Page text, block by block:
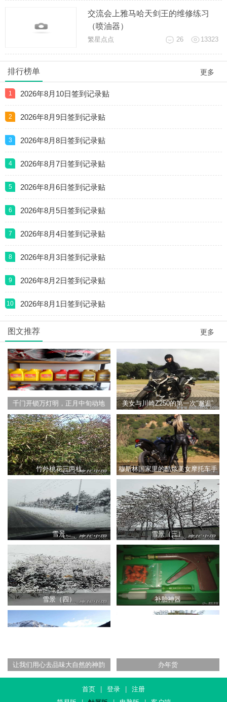
交流会上雅马哈天剑王的维修练习
（喷油器）
繁星点点 13323
26
交流会上雅马哈天剑王的维修练习
（汽油压力
繁星点点
交流会上雅马哈天剑王的维修练习(高
交流会上雅马哈天剑王的维修练习
（三合一传
繁星点点 21917
36
电喷摩托车这个小东西是喷油关键，
行思止随
排行榜单 更多
1 2026年8月10日签到记录贴
2 2026年8月9日签到记录贴
3 2026年8月8日签到记录贴
4 2026年8月7日签到记录贴
5 2026年8月6日签到记录贴
6 2026年8月5日签到记录贴
7 2026年8月4日签到记录贴
8 2026年8月3日签到记录贴
9 2026年8月2日签到记录贴
10 2026年8月1日签到记录贴
图文推荐 更多
千门开锁万灯明，正月中旬动地
京，祝大家兴
美女与川崎Z250的第一次“邂逅”
竹外桃花三两枝 穆斯林国家里的酷炫美女摩托车手
雪景 雪景（三）
雪景（四） 补胎神器
让我们用心去品味大自然的神韵 办年货
首页 登录
注册